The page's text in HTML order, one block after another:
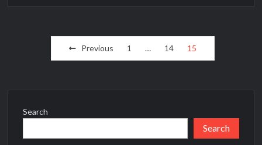
paginationPrevious 1 … 14 15
Search
Search